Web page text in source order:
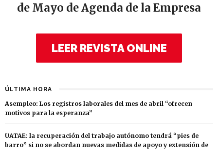
de Mayo de Agenda de la Empresa
LEER REVISTA ONLINE
ÚLTIMA HORA
Asempleo: Los registros laborales del mes de abril “ofrecen
motivos para la esperanza”
UATAE: la recuperación del trabajo autónomo tendrá “pies de
barro” si no se abordan nuevas medidas de apoyo y extensión de